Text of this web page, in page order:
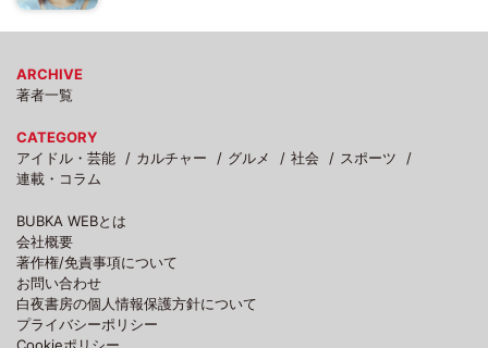
ARCHIVE
著者一覧
CATEGORY
アイドル・芸能
カルチャー グルメ 社会
スポーツ
連載・コラム
BUBKA WEBとは
会社概要
著作権/免責事項について
お問い合わせ
白夜書房の個人情報保護方針について
プライバシーポリシー